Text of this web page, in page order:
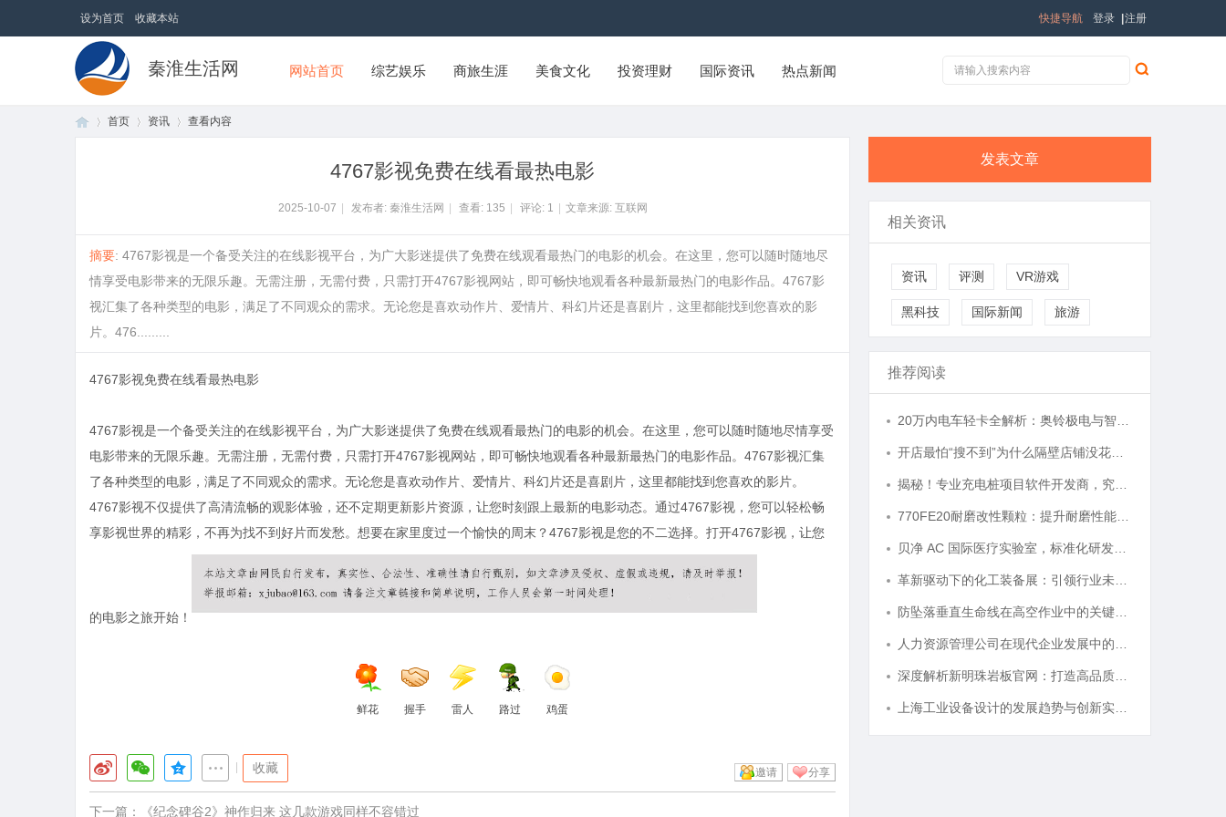
设为首页 收藏本站 登录 注册
快捷导航
秦淮生活网 网站首页 综艺娱乐 商旅生涯 美食文化 投资理财 国际资讯 热点新闻
首页 资讯 查看内容
4767影视免费在线看最热电影
2025-10-07 发布者: 秦淮生活网 查看: 135 评论: 1 文章来源: 互联网
摘要: 4767影视是一个备受关注的在线影视平台，为广大影迷提供了免费在线观看最热门的电影的机会。在这里，您可以随时随地尽
情享受电影带来的无限乐趣。无需注册，无需付费，只需打开4767影视网站，即可畅快地观看各种最新最热门的电影作品。4767影
视汇集了各种类型的电影，满足了不同观众的需求。无论您是喜欢动作片、爱情片、科幻片还是喜剧片，这里都能找到您喜欢的影
片。476.........
4767影视免费在线看最热电影
4767影视是一个备受关注的在线影视平台，为广大影迷提供了免费在线观看最热门的电影的机会。在这里，您可以随时随地尽情享受
电影带来的无限乐趣。无需注册，无需付费，只需打开4767影视网站，即可畅快地观看各种最新最热门的电影作品。4767影视汇集
了各种类型的电影，满足了不同观众的需求。无论您是喜欢动作片、爱情片、科幻片还是喜剧片，这里都能找到您喜欢的影片。
4767影视不仅提供了高清流畅的观影体验，还不定期更新影片资源，让您时刻跟上最新的电影动态。通过4767影视，您可以轻松畅
享影视世界的精彩，不再为找不到好片而发愁。想要在家里度过一个愉快的周末？4767影视是您的不二选择。打开4767影视，让您
的电影之旅开始！
鲜花 握手 雷人 路过 鸡蛋
收藏 分享
邀请
下一篇： 《纪念碑谷2》神作归来 这几款游戏同样不容错过
发表文章
相关资讯
资讯 评测 VR游戏
黑科技 国际新闻 旅游
推荐阅读